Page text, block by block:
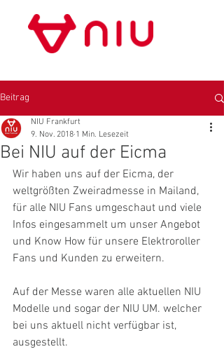
Beitrag
Bei NIU auf der Eicma
NIU Frankfurt
9. Nov. 2018 1 Min. Lesezeit
Wir haben uns auf der Eicma, der
weltgrößten Zweiradmesse in Mailand,
für alle NIU Fans umgeschaut und viele
Infos eingesammelt um unser Angebot
und Know How für unsere Elektroroller
Fans und Kunden zu erweitern.
Auf der Messe waren alle aktuellen NIU
Modelle und sogar der NIU UM. welcher
bei uns aktuell nicht verfügbar ist,
ausgestellt.